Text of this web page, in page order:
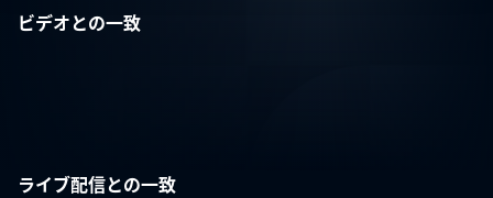
ビデオとの一致
ライブ配信との一致